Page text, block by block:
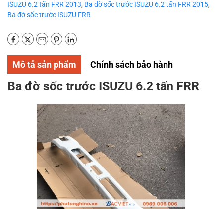
ISUZU 6.2 tấn FRR 2013, Ba đờ sốc trước ISUZU 6.2 tấn FRR 2015,
Ba đờ sốc trước ISUZU FRR
Mô tả sản phẩm Chính sách bảo hành
Ba đờ sốc trước ISUZU 6.2 tấn FRR